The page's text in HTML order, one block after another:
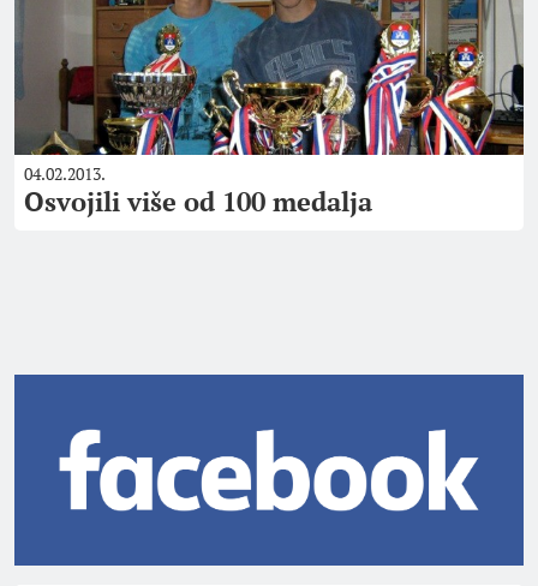
04.02.2013.
Osvojili više od 100 medalja